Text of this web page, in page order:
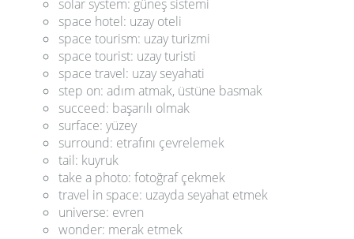
solar system: güneş sistemi
space hotel: uzay oteli
space tourism: uzay turizmi
space tourist: uzay turisti
space travel: uzay seyahati
step on: adım atmak, üstüne basmak
succeed: başarılı olmak
surface: yüzey
surround: etrafını çevrelemek
tail: kuyruk
take a photo: fotoğraf çekmek
travel in space: uzayda seyahat etmek
universe: evren
wonder: merak etmek